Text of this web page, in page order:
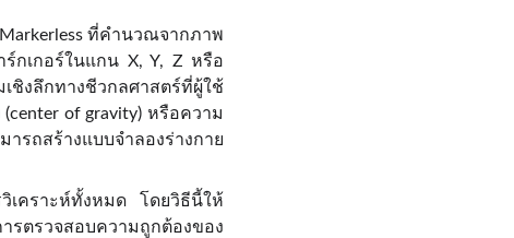
ที่คำนวณจากภาพ
กเกอร์ในแกน X, Y, Z หรือ
ชิงลึกทางชีวกลศาสตร์ที่ผู้ใช้
of gravity) หรือความ
ถสร้างแบบจำลองร่างกาย
เคราะห์ทั้งหมด โดยวิธีนี้ให้
รตรวจสอบความถูกต้องของ